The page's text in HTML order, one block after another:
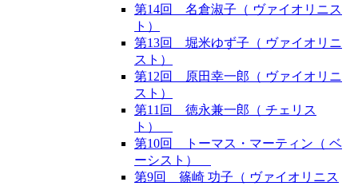
第14回 名倉淑子（ ヴァイオリニス
ト）
第13回 堀米ゆず子（ ヴァイオリニ
スト）
第12回 原田幸一郎（ ヴァイオリニ
スト）
第11回 徳永兼一郎（ チェリス
ト）
第10回 トーマス・マーティン（ ベ
ーシスト）
第9回 篠崎 功子（ ヴァイオリニス